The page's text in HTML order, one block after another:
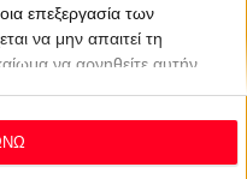
επεξεργασία των
να μην απαιτεί τη
να αρνηθείτε αυτήν
πάσα στιγμή
και κάνοντας κλικ στο